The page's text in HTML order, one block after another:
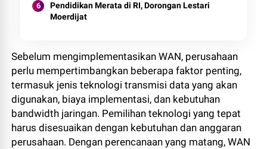
Pendidikan Merata di RI, Dorongan Lestari
Moerdijat
Sebelum mengimplementasikan WAN, perusahaan
perlu mempertimbangkan beberapa faktor penting,
termasuk jenis teknologi transmisi data yang akan
digunakan, biaya implementasi, dan kebutuhan
bandwidth jaringan. Pemilihan teknologi yang tepat
harus disesuaikan dengan kebutuhan dan anggaran
perusahaan. Dengan perencanaan yang matang, WAN